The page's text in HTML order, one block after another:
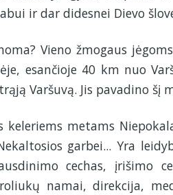
ir dar didesnei Dievo
Vieno žmogaus
esančioje 40 km nuo
Varšuvą. Jis pavadino šį
keleriems metams
garbei... Yra
cechas, įrišimo
namai, direkcija,